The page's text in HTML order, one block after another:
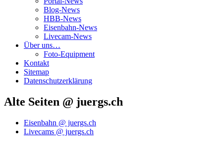
Blog-News
HBB-News
Eisenbahn-News
Livecam-News
Über uns…
Foto-Equipment
Kontakt
Sitemap
Datenschutzerklärung
Alte Seiten @ juergs.ch
Eisenbahn @ juergs.ch
Livecams @ juergs.ch